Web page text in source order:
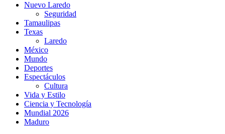
Nuevo Laredo
Seguridad
Tamaulipas
Texas
Laredo
México
Mundo
Deportes
Espectáculos
Cultura
Vida y Estilo
Ciencia y Tecnología
Mundial 2026
Maduro